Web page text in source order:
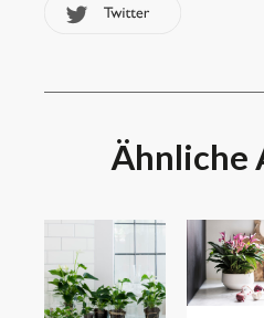
Ähnliche